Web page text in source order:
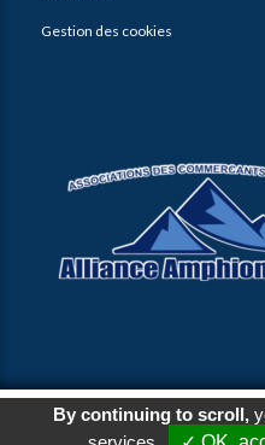
Gestion des cookies
© 2026 Agence Web Thonon Les
Clic And Go création
By continuing to scroll,